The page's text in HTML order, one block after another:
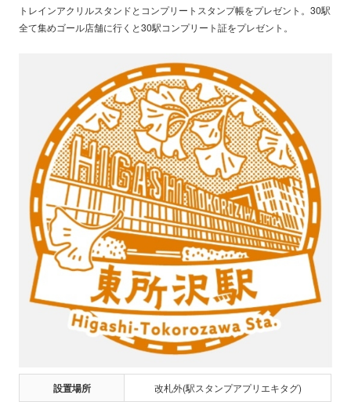
トレインアクリルスタンドとコンプリートスタンプ帳をプレゼント。30駅
全て集めゴール店舗に行くと30駅コンプリート証をプレゼント。
設置場所 改札外(駅スタンプアプリエキタグ)